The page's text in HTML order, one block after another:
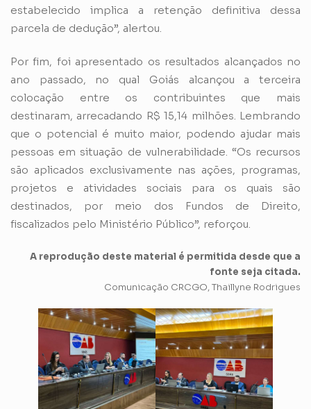
estabelecido implica a retenção definitiva dessa
parcela de dedução”, alertou.
Por fim, foi apresentado os resultados alcançados no
ano passado, no qual Goiás alcançou a terceira
colocação entre os contribuintes que mais
destinaram, arrecadando R$ 15,14 milhões. Lembrando
que o potencial é muito maior, podendo ajudar mais
pessoas em situação de vulnerabilidade. “Os recursos
são aplicados exclusivamente nas ações, programas,
projetos e atividades sociais para os quais são
destinados, por meio dos Fundos de Direito,
fiscalizados pelo Ministério Público”, reforçou.
A reprodução deste material é permitida desde que a
fonte seja citada.
Comunicação CRCGO, Thaillyne Rodrigues